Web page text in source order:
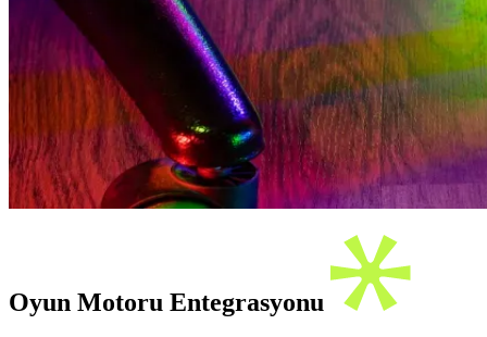
Oyun Motoru Entegrasyonu